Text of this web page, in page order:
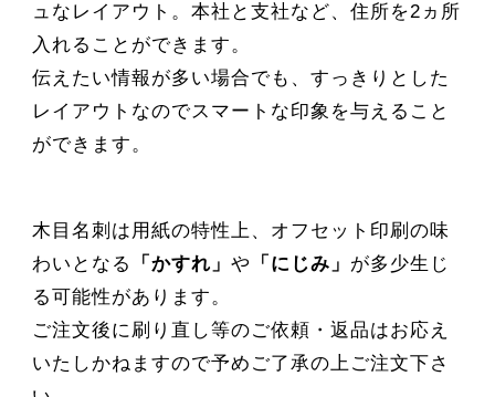
ュなレイアウト。本社と支社など、住所を2ヵ所
入れることができます。
伝えたい情報が多い場合でも、すっきりとした
レイアウトなのでスマートな印象を与えること
ができます。
木目名刺は用紙の特性上、オフセット印刷の味
わいとなる
「かすれ」 や 「にじみ」 が多少生じ
る可能性があります。
ご注文後に刷り直し等のご依頼・返品はお応え
いたしかねますので予めご了承の上ご注文下さ